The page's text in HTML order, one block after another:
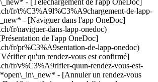
- [Téléchargement de l'app OneDoc]
fr/t%C3%A9l%C3%A9chargement-de-lapp-
- [Naviguer dans l'app OneDoc]
fr/naviguer-dans-lapp-onedoc)
de l'app OneDoc]
fr/pr%C3%A9sentation-de-lapp-onedoc)
annonçant qu’une consultation peut être effectuée sur place](https://www.onedoc.ch/assets/images/icons/on-site.svg) Sur place ![Caméra avec un symbole lecture annonçant qu’une consultation peut être effectuée à distance en vidéo](https://www.onedoc.ch/assets/images/icons/remote.svg) À distance Rechercher #### Spécialités #### Praticiens #### Établissements edit Thérapeute en cupping/ventouses à Lossy tune Filtrer par Nouveaux patients*keyboard\_arrow\_down* - Acceptés*check\_circle* Langue parlée*keyboard\_arrow\_down* - Allemand*check\_circle* - Anglais*check\_circle* - Espagnol*check\_circle* - Français*check\_circle* - Portugais*check\_circle* Sexe*keyboard\_arrow\_down* - Femme*check\_circle* - Homme*check\_circle* Réseau*keyboard\_arrow\_down* - ASCA*check\_circle* - RME*check\_circle* - APTN*check\_circle* Disponibilité*keyboard\_arrow\_down* - Disponible aujourdhui*check\_circle* - Dans les 3 prochains jours*check\_circle* - Dans les 7 prochains jours*check\_circle* - Dans les 14 prochains jours*check\_circle* # Thérapeute en cupping/ventouses à Lossy: prenez rendez-vous en ligne aujourd'hui ## 1 résultat à Lossy [![Mme Floriane Risse, masseuse médicale à Lossy](https://assets.onedoc.ch/images/users/e7e8122a75d43f07cf80aca81bb43f60d039d4f94215f19db5b077776b377b71-small.jpg "Mme Floriane Risse, masseuse médicale à Lossy")](https://www.onedoc.ch/fr/masseuse-medicale/lossy/pcscz/floriane-risse) ### [Mme Floriane Risse](https://www.onedoc.ch/fr/masseuse-medicale/lossy/pcscz/floriane-risse) ![Badge indiquant un profil vérifié](https://www.onedoc.ch/assets/images/icons/checkmark.svg) [Masseuse médicale](https://www.onedoc.ch/fr/masseur-medical/lossy), Thérapeute en cupping/ventouses Massage Médical - Lossy Route des Sarrazins 105 1782 Lossy ![Mme Floriane Risse est affiliée au réseau ASCA](https://assets.onedoc.ch/images/networks/logos/496d325fd4282f2f0a46197dd629fd16fcd2d324839e441a2a65aaa74df08a15-small.png)![Mme Floriane Risse est affiliée au réseau RME](https://assets.onedoc.ch/images/networks/logos/a202aabd14cdddb5ff03205af2481fb805645ff903773c55a6c572d22f23762e-small.png) ![Icône patient avec un signe moins annonçant que le professionnel n’accepte pas de nouveaux patients](https://www.onedoc.ch/assets/images/icons/no-new-patients.svg)N'accepte pas de nouveaux patients [Réserver un RDV](https://www.onedoc.ch/fr/masseuse-medicale/lossy/pcscz/floriane-risse) *chevron\_left* mar. 04 août *chevron\_right* Voir plus de rendez-vous *error\_outline* Une erreur s'est produite lors du chargement des disponibilités [Réessayer](https://www.onedoc.ch) ## __Thérapeutes en cupping/ventouses__: d'autres spécialistes sont réservables en ligne dans les environs de __Lossy__ [![Mme Myriam Voltz, naturopathe MCO/TEN à Fribourg](https://assets.onedoc.ch/images/users/eb6586042357e68513f1043c394f1342bed38753a29b3f48a5fb56293ead252c-small.png "Mme Myriam Voltz, naturopathe MCO/TEN à Fribourg")](https://www.onedoc.ch/fr/naturopathe-mco-ten/fribourg/pcwrt/myriam-voltz) ### [Mme Myriam Voltz](https://www.onedoc.ch/fr/naturopathe-mco-ten/fribourg/pcwrt/myriam-voltz) ![Badge indiquant un profil vérifié](https://www.onedoc.ch/assets/images/icons/checkmark.svg) [Naturopathe MCO/TEN](https://www.onedoc.ch/fr/naturopathe-mco-ten/fribourg), [Thérapeute en cupping/ventouses](https://www.onedoc.ch/fr/therapeute-en-cupping-ventouses/fribourg) [point f - Centre médical de la femme](https://www.onedoc.ch/fr/cabinet-medical/fribourg/e7w4/point-f-centre-medical-de-la-femme) Rue Hans-Geiler 6 1700 Fribourg ![Mme Myriam Voltz est affiliée au réseau ASCA](https://assets.onedoc.ch/images/networks/logos/496d325fd4282f2f0a46197dd629fd16fcd2d324839e441a2a65aaa74df08a15-small.png)![Mme Myriam Voltz est affiliée au réseau RME](https://assets.onedoc.ch/images/networks/logos/a202aabd14cdddb5ff03205af2481fb805645ff903773c55a6c572d22f23762e-small.png) ![Icône patient avec un signe plus annonçant que le professionnel accepte de nouveaux patients](https://www.onedoc.ch/assets/images/icons/new-patients.svg)Accepte les nouveaux patients [Réserver un RDV](https://www.onedoc.ch/fr/naturopathe-mco-ten/fribourg/pcwrt/myriam-voltz) *chevron\_left* mar. 04 août *chevron\_right* Voir plus de rendez-vous *error\_outline* Une erreur s'est produite lors du chargement des disponibilités [Réessayer](https://www.onedoc.ch) [![Mme Aurélie Blanc, thérapeute en nutrition MCO à Vully-les-Lacs](https://assets.onedoc.ch/images/users/55a8e1641d28987d6c2b88abfbb324f5f66d968fb65087448dd6ed40946b783d-small.jpg "Mme Aurélie Blanc, thérapeute en nutrition MCO à Vully-les-Lacs")](https://www.onedoc.ch/fr/therapeute-en-nutrition-mco/vully-les-lacs/pcv2k/aurelie-blanc) ### [Mme Aurélie Blanc](https://www.onedoc.ch/fr/therapeute-en-nutrition-mco/vully-les-lacs/pcv2k/aurelie-blanc) ![Badge indiquant un profil vérifié](https://www.onedoc.ch/assets/images/icons/checkmark.svg) [Thérapeute en nutrition MCO](https://www.onedoc.ch/fr/therapeute-en-nutrition-mco/vully-les-lacs), [Thérapeute en cupping/ventouses](https://www.onedoc.ch/fr/therapeute-en-cupping-ventouses/vully-les-lacs) Aurélie Blanc - Thérapies Naturelles Rue du Château d'eau 6 1587 Vully-les-Lacs ![Mme Aurélie Blanc est affiliée au réseau ASCA](https://assets.onedoc.ch/images/networks/logos/496d325fd4282f2f0a46197dd629fd16fcd2d324839e441a2a65aaa74df08a15-small.png) ![Icône patient avec un signe plus annonçant que le professionnel accepte de nouveaux patients](https://www.onedoc.ch/assets/images/icons/new-patients.svg)Accepte les nouveaux patients [Réserver un RDV](https://www.onedoc.ch/fr/therapeute-en-nutrition-mco/vully-les-lacs/pcv2k/aurelie-blanc) *chevron\_left* mar. 04 août *chevron\_right* Voir plus de rendez-vous *error\_outline* Une erreur s'est produite lors du chargement des disponibilités [Réessayer](https://www.onedoc.ch) [![Mme Tina Schläppi, acupunctrice à Rossens](https://assets.onedoc.ch/images/users/e4249e9cf88e87d20934cfad0bf4612e11a6f10012fcbcd64101f323dcc16d9a-small.jpg "Mme Tina Schläppi, acupunctrice à Rossens")](https://www.onedoc.ch/fr/acupunctrice/rossens/pcwel/tina-schlappi) ### [Mme Tina Schläppi](https://www.onedoc.ch/fr/acupunctrice/rossens/pcwel/tina-schlappi) ![Badge indiquant un profil vérifié](https://www.onedoc.ch/assets/images/icons/checkmark.svg) [Acupunctrice](https://www.onedoc.ch/fr/acupuncteur/rossens?state=FR), [Thérapeute en cupping/ventouses](https://www.onedoc.ch/fr/therapeute-en-cupping-ventouses/rossens?state=FR) Le Tao En Soi Route de Montena 15 1728 Rossens FR ![Mme Tina Schläppi est affiliée au réseau RME](https://assets.onedoc.ch/images/networks/logos/a202aabd14cdddb5ff03205af2481fb805645ff903773c55a6c572d22f23762e-small.png)![Mme Tina Schläppi est affiliée au réseau APTN](https://assets.onedoc.ch/images/networks/logos/acc17c8b8dc440ad01d2aa3030ef85b08b0379c84d0e86cfe5402c471516a0c9-small.png) ![Icône patient avec un signe plus annonçant que le professionnel accepte de nouveaux patients](https://www.onedoc.ch/assets/images/icons/new-patients.svg)Accepte les nouveaux patients [Réserver un RDV](https://www.onedoc.ch/fr/acupunctrice/rossens/pcwel/tina-schlappi) *chevron\_left* mar. 04 août *chevron\_right* Voir plus de rendez-vous *error\_outline* Une erreur s'est produite lors du chargement des disponibilités [Réessayer](https://www.onedoc.ch) [![Mme Lucile Combes, physiothérapeute à Anet](https://assets.onedoc.ch/images/users/d798a26ba076bc42a59dea8c1e8deec51e72e1637202104a6054b0ca170ae675-small.png "Mme Lucile Combes, physiothérapeute à Anet")](https://www.onedoc.ch/fr/physiotherapeute/anet/pczqf/lucile-combes) ### [Mme Lucile Combes](https://www.onedoc.ch/fr/physiotherapeute/anet/pczqf/lucile-combes) ![Badge indiquant un profil vérifié](https://www.onedoc.ch/assets/images/icons/checkmark.svg) [Physiothérapeute](https://www.onedoc.ch/fr/physiotherapeute/anet), [Thérapeute en cupping/ventouses](https://www.onedoc.ch/fr/therapeute-en-cupping-ventouses/anet) [Physio Activa](https://www.onedoc.ch/fr/cabinet-de-physiotherapie/anet/ebdut/physio-activa) Rämismatte 21 3232 Anet ![Icône patient avec un signe plus annonçant que le professionnel accepte de nouveaux patients](https://www.onedoc.ch/assets/images/icons/new-patients.svg)Accepte les nouveaux patients [Réserver un RDV](https://www.onedoc.ch/fr/physiotherapeute/anet/pczqf/lucile-combes) Expertises:[Trigger point thérapie](https://www.onedoc.ch/fr/trigger-point-therapie/anet), [Entraînement de l'équilibre](https://www.onedoc.ch/fr/entrainement-de-l-equilibre/anet), [Physiothérapie neurologique](https://www.onedoc.ch/fr/physiotherapie-neurologique/anet)Voir plus Expertises:[Trigger point thérapie](https://www.onedoc.ch/fr/trigger-point-therapie/anet), [Entraînement de l'équilibre](https://www.onedoc.ch/fr/entrainement-de-l-equilibre/anet), [Physiothérapie neurologique](https://www.onedoc.ch/fr/physiotherapie-neurologique/anet)Voir plus [![Mme Emilie Cottet, masseuse classique à Marsens](https://assets.onedoc.ch/images/users/24ba70ab87a54d4cb8b24216a7ce984a87e53b313d4977f73f0702173ea97474-small.jpg "Mme Emilie Cottet, masseuse classique à Marsens")](https://www.onedoc.ch/fr/masseuse-classique/marsens/pcxq1/emilie-cottet) ### [Mme Emilie Cottet](https://www.onedoc.ch/fr/masseuse-classique/marsens/pcxq1/emilie-cottet) ![Badge indiquant un profil vérifié](https://www.o